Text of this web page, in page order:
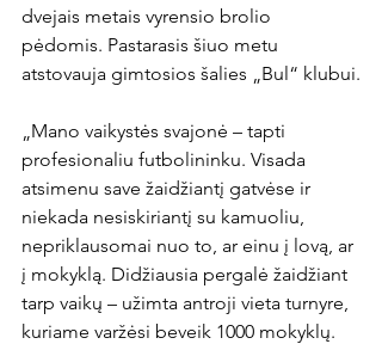
dvejais metais vyrensio brolio
pėdomis. Pastarasis šiuo metu
atstovauja gimtosios šalies „Bul“ klubui.
„Mano vaikystės svajonė – tapti
profesionaliu futbolininku. Visada
atsimenu save žaidžiantį gatvėse ir
niekada nesiskiriantį su kamuoliu,
nepriklausomai nuo to, ar einu į lovą, ar
į mokyklą. Didžiausia pergalė žaidžiant
tarp vaikų – užimta antroji vieta turnyre,
kuriame varžėsi beveik 1000 mokyklų.